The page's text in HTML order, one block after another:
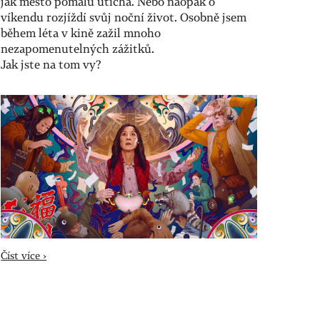
víkendu rozjíždí svůj noční život. Osobně jsem
během léta v kině zažil mnoho
nezapomenutelných zážitků.
Jak jste na tom vy?
Číst více ›